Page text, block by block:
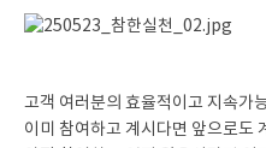
고객 여러분의 효율적이고 지속가
이미 참여하고 계시다면 앞으로도